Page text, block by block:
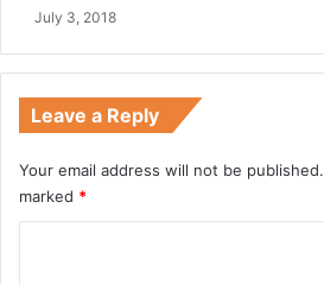
July 3, 2018
Leave a Reply
Your email address will not be published.
marked *